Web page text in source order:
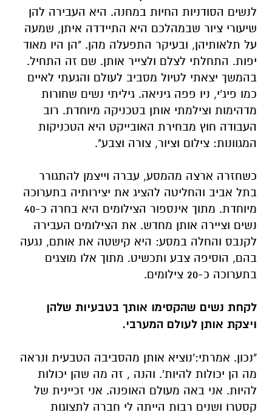
לנשים הסודניות החיות במחנה. היא העבירה להן
שיעורי ציור שבמהלכם היא התיידדה איתן, שמעה
על תלאותיהן, ובעיקר התפעלה מהן. "הן היו מאוד
יפות. התחלתי לצלם ולצייר אותן. שם זה התחיל.
בהמשך יצאתי לטיול מסביב לעולם והגעתי לאיים
כמו פיג'י, ניו פפה גיניאה. גיליתי נשים שחורות
מדהימות וצילמתי אותן בטכניקה מיוחדת. רוב
העבודה חוץ מבחירת האובייקט היא הטכניקות
המגוונות: צילום וציור, צורה וצבע".
כשחזרה ארצה מהמסע, עברה וייצמן להתגורר
בתל אביב והחליטה להציג את יצירותיה בתערוכה
מיוחדת. מתוך אינספור הצילומים היא בחרה כ-40
נשים וציירה אותן מחדש. את הצילומים העבירה
לקנבס והחלה במסע: היא קישטה את אותם, נגעה
בהם, הוסיפה צבע ותכשיט. מתוך אלו מוצגים
בתערוכה כ-20 צילומים.
לקחת נשים שהקסימו אותך בטבעיות שלהן
ויצקת אותן לעולם המערבי.
"נכון. אמרתי:'נוציא אותן מהסביבה הטבעית ונראה
מה הן יכולות להיות'. והנה , זה מה שהן יכולות
להיות. אני באה מעולם האופנה. אני זכיינית של
קסטרו ושנים רבות הייתה לי חברה לתצוגות